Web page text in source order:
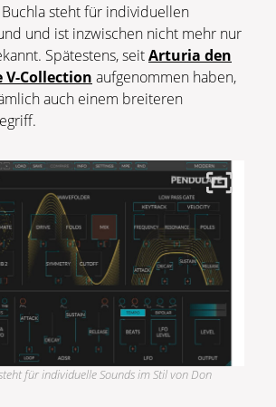
steht für individuellen
und ist inzwischen nicht mehr nur
Spätestens, seitArturia den
V-Collection aufgenommen haben,
auch einem breiteren
für individuelle Sounds im Stil von Don